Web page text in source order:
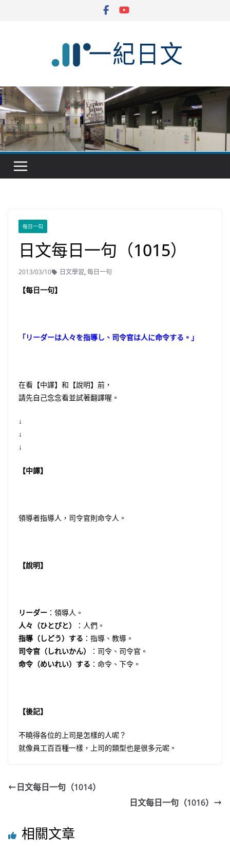
每日一句
日文每日一句（1015）
2013/03/10 日文學習,每日一句
【每日一句】
「リーダーは人々を指導し、司令官は人に命令する。」
在看【中譯】和【說明】前，
請先自己念念看並試著翻譯喔。
↓
↓
↓
【中譯】
領導者指導人，司令官則命令人。
【說明】
リーダー ：領導人。
人々（ひとびと）
：人們。
指導（しどう）する ：指導、教導。
司令官（しれいかん）
：司令、司令官。
命令（めいれい）する ：命令、下令。
【後記】
不曉得各位的上司是怎樣的人呢？
就像員工百百種一樣，上司的類型也是很多元呢。
日文每日一句（1014）
日文每日一句（1016）
相關文章